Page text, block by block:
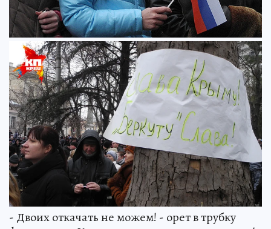
- Двоих откачать не можем! - орет в трубку